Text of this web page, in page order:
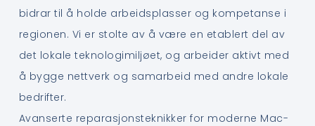
bidrar til å holde arbeidsplasser og kompetanse i
regionen. Vi er stolte av å være en etablert del av
det lokale teknologimiljøet, og arbeider aktivt med
å bygge nettverk og samarbeid med andre lokale
bedrifter.
Avanserte reparasjonsteknikker for moderne Mac-